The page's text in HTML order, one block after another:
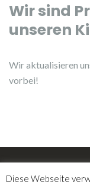
Wir sind
unseren
Wir aktualisieren
vorbei!
Diese Webseite